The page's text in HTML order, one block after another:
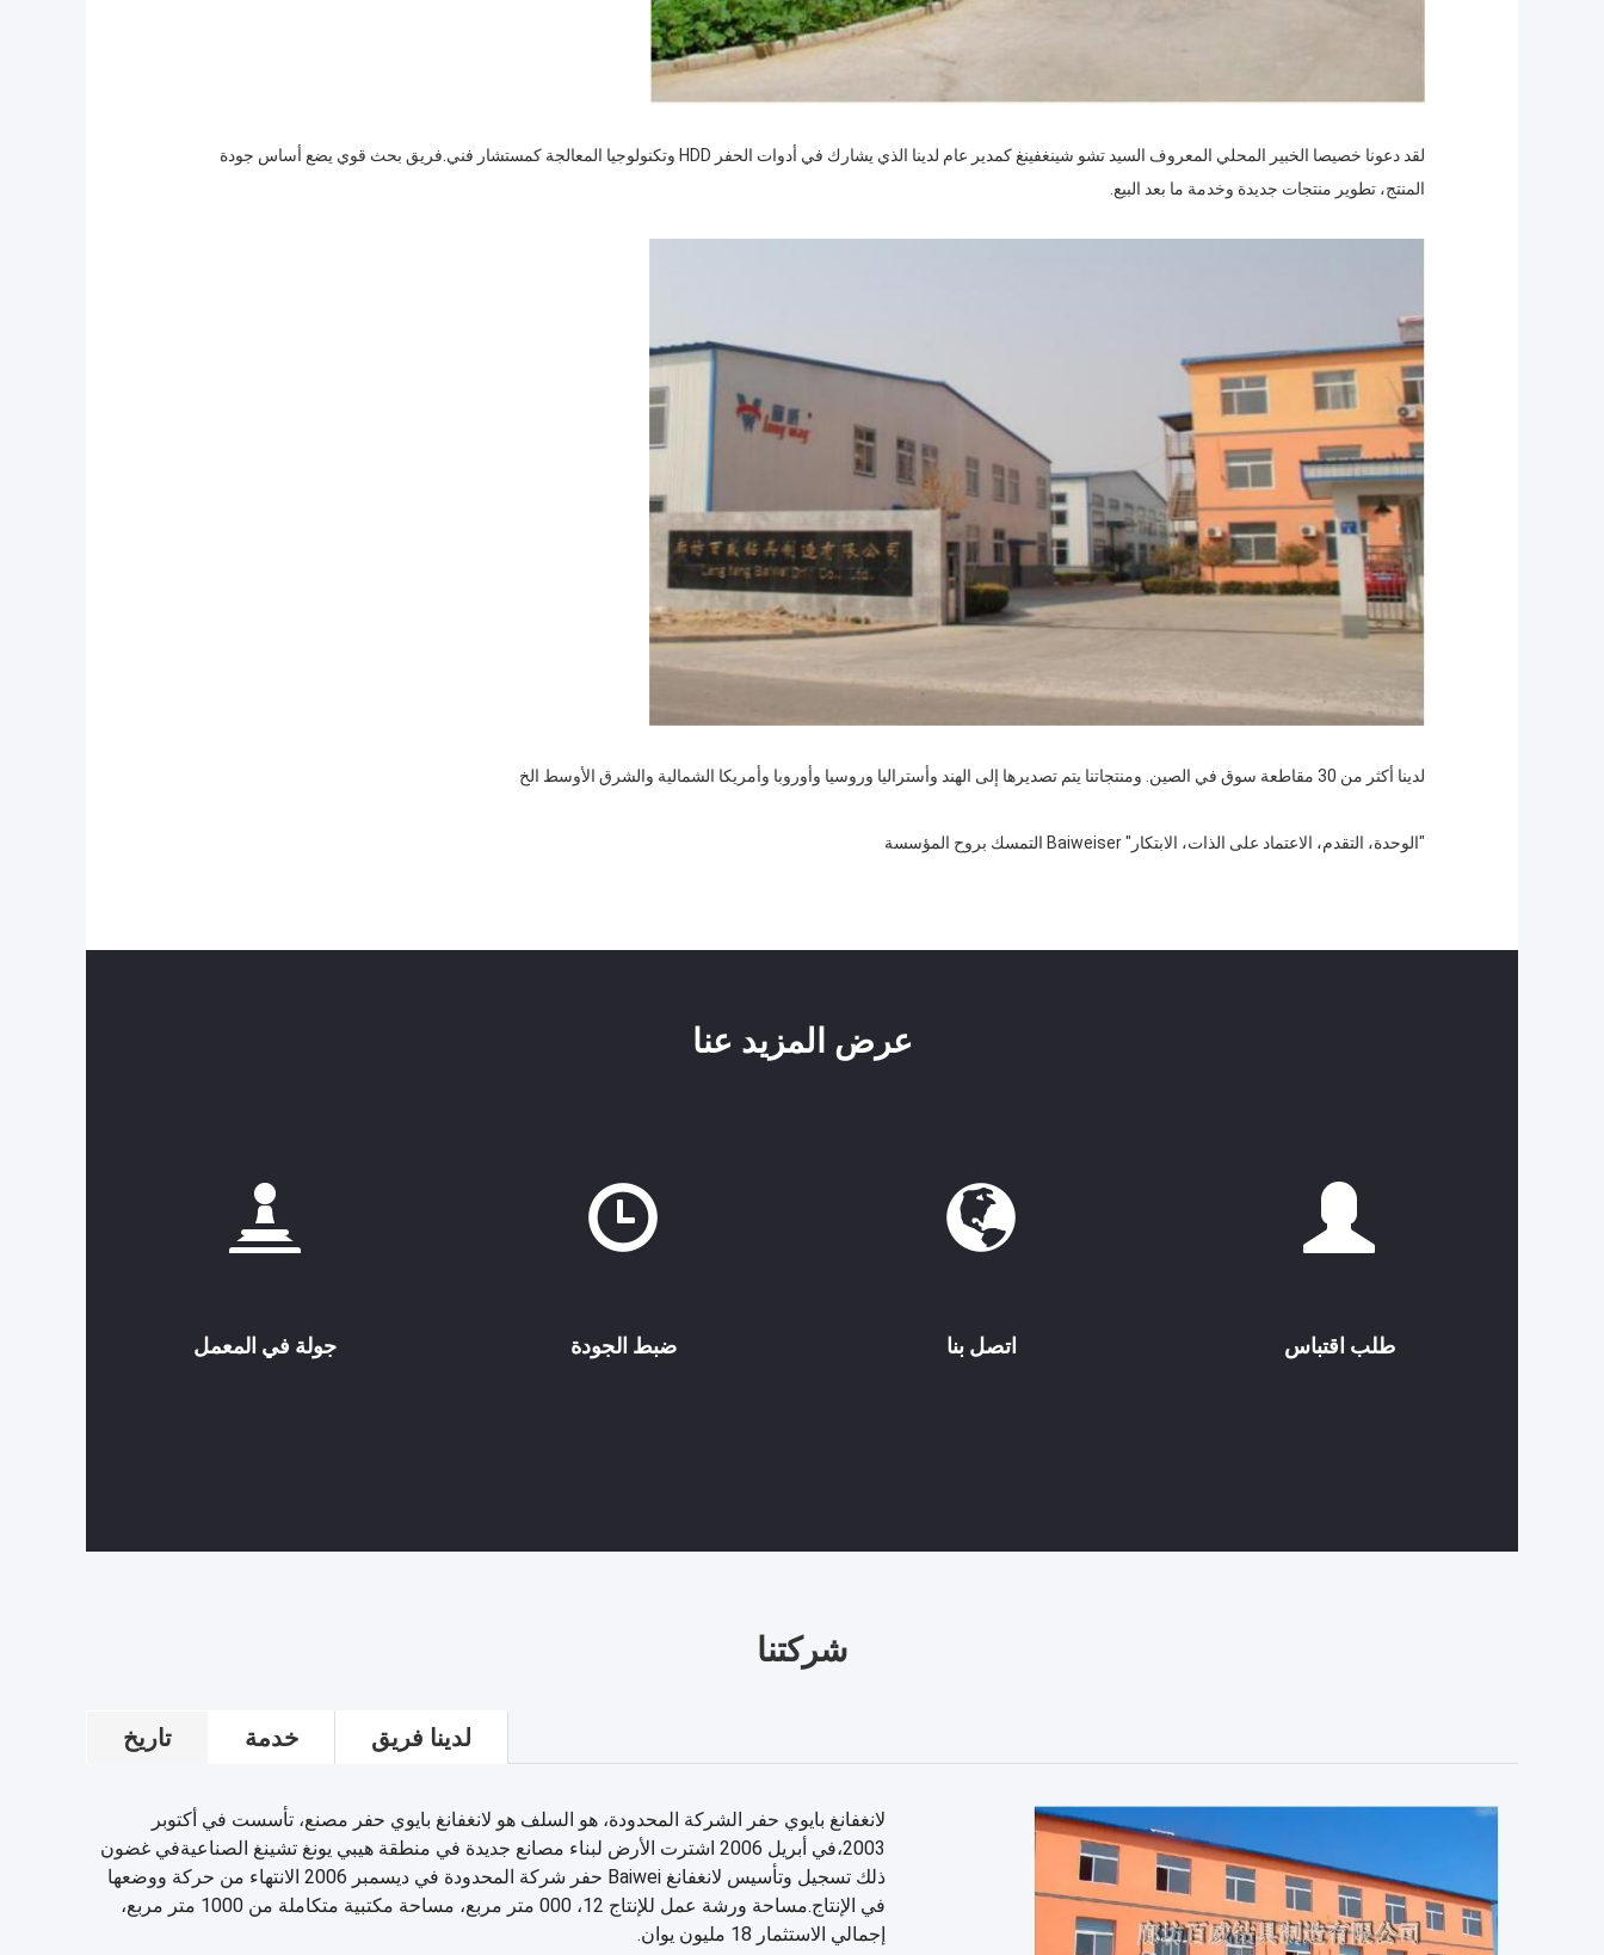
لقد دعونا خصيصا الخبير المحلي المعروف السيد تشو شينغفينغ كمدير عام لدينا الذي يشارك في أدوات الحفر HDD وتكنولوجيا المعالجة كمستشار فني.فريق بحث قوي يضع أساس جودة
المنتج، تطوير منتجات جديدة وخدمة ما بعد البيع.
لدينا أكثر من 30 مقاطعة سوق في الصين. ومنتجاتنا يتم تصديرها إلى الهند وأستراليا وروسيا وأوروبا وأمريكا الشمالية والشرق الأوسط الخ
"الوحدة، التقدم، الاعتماد على الذات، الابتكار" Baiweiser التمسك بروح المؤسسة
عرض المزيد عنا
جولة في المعمل ضبط الجودة اتصل بنا طلب اقتباس
شركتنا
تاريخ خدمة لدينا فريق
لانغفانغ بايوي حفر الشركة المحدودة، هو السلف هو لانغفانغ بايوي حفر مصنع، تأسست في أكتوبر
2003،في أبريل 2006 اشترت الأرض لبناء مصانع جديدة في منطقة هيبي يونغ تشينغ الصناعيةفي غضون
ذلك تسجيل وتأسيس لانغفانغ Baiwei حفر شركة المحدودة في ديسمبر 2006 الانتهاء من حركة ووضعها
في الإنتاج.مساحة ورشة عمل للإنتاج 12، 000 متر مربع، مساحة مكتبية متكاملة من 1000 متر مربع،
إجمالي الاستثمار 18 مليون يوان.